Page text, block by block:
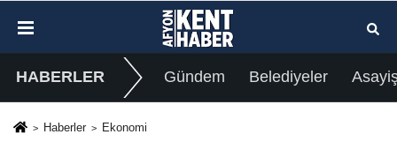
HABERLER Gündem Belediyeler
Haberler Ekonomi